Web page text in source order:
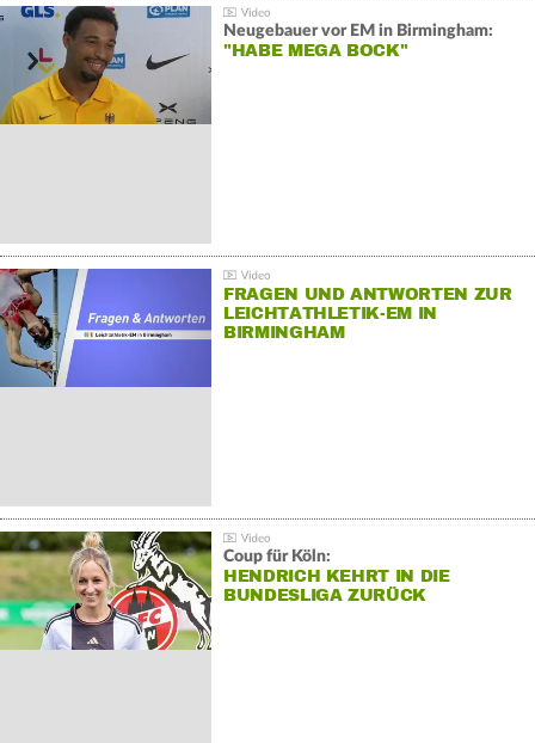
Neugebauer vor EM in Birmingham:
"HABE MEGA BOCK"
FRAGEN UND ANTWORTEN ZUR
LEICHTATHLETIK-EM IN
BIRMINGHAM
Coup für Köln:
HENDRICH KEHRT IN DIE
BUNDESLIGA ZURÜCK